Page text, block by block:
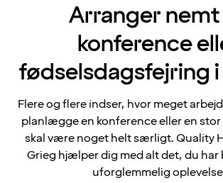
Arranger
konference
fødselsdagsfejring
Flere og flere indser, hvor meget
planlægge en konference eller en
skal være noget helt særligt. Quality
Grieg hjælper dig med alt det, du har
uforglemmelig